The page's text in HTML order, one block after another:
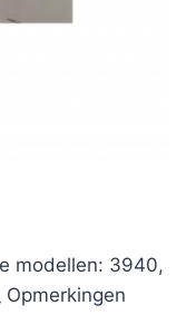
modellen: 3940,
Opmerkingen